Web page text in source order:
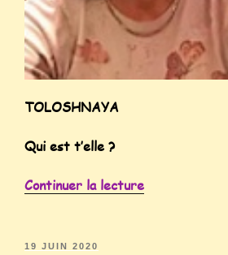
TOLOSHNAYA
Qui est t’elle ?
Continuer la lecture
19 JUIN 2020